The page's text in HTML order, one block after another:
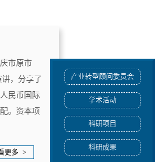
产业转型顾问委员会
学术活动
科研项目
科研成果
市原市
，分享了
民币国际
。资本项
更多 >